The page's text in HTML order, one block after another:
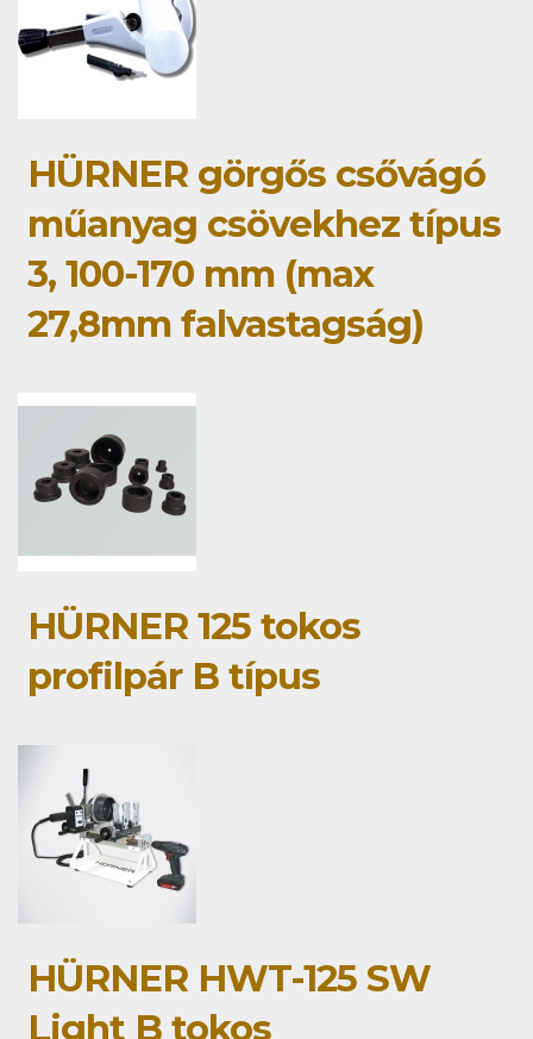
HÜRNER görgős csővágó
műanyag csövekhez típus
3, 100-170 mm (max
27,8mm falvastagság)
HÜRNER 125 tokos
profilpár B típus
HÜRNER HWT-125 SW
Light B tokos